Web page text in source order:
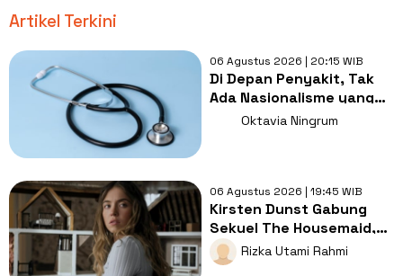
Artikel Terkini
06 Agustus 2026 | 20:15 WIB
Di Depan Penyakit, Tak
Ada Nasionalisme yang
Lebih Penting dari
Oktavia Ningrum
06 Agustus 2026 | 19:45 WIB
Kirsten Dunst Gabung
Sekuel The Housemaid,
Intip Sinopsis dan Jadwal
Tayang
Rizka Utami Rahmi